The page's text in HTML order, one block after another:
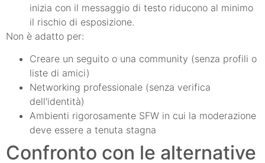
inizia con il messaggio di testo riducono al minimo
il rischio di esposizione.
Non è adatto per:
Creare un seguito o una community (senza profili o
liste di amici)
Networking professionale (senza verifica
dell'identità)
Ambienti rigorosamente SFW in cui la moderazione
deve essere a tenuta stagna
Confronto con le alternative